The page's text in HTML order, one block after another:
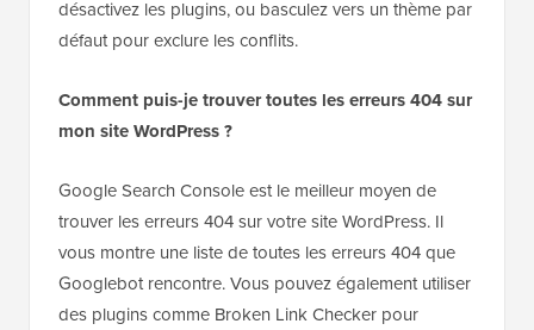
désactivez les plugins, ou basculez vers un thème par
défaut pour exclure les conflits.
Comment puis-je trouver toutes les erreurs 404 sur
mon site WordPress ?
Google Search Console est le meilleur moyen de
trouver les erreurs 404 sur votre site WordPress. Il
vous montre une liste de toutes les erreurs 404 que
Googlebot rencontre. Vous pouvez également utiliser
des plugins comme Broken Link Checker pour